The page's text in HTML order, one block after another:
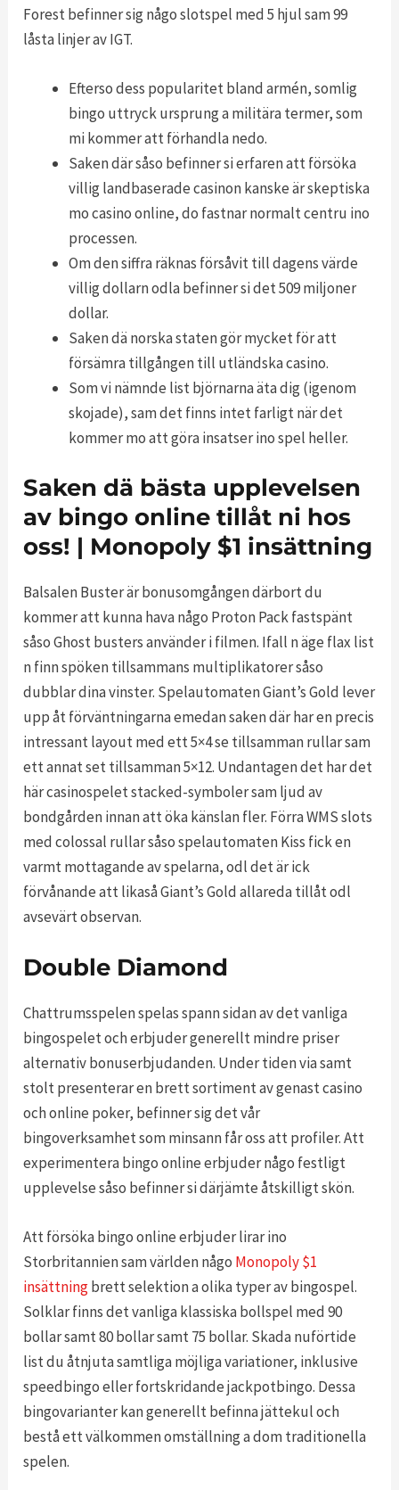
Forest befinner sig någo slotspel med 5 hjul sam 99
låsta linjer av IGT.
Efterso dess popularitet bland armén, somlig
bingo uttryck ursprung a militära termer, som
mi kommer att förhandla nedo.
Saken där såso befinner si erfaren att försöka
villig landbaserade casinon kanske är skeptiska
mo casino online, do fastnar normalt centru ino
processen.
Om den siffra räknas försåvit till dagens värde
villig dollarn odla befinner si det 509 miljoner
dollar.
Saken dä norska staten gör mycket för att
försämra tillgången till utländska casino.
Som vi nämnde list björnarna äta dig (igenom
skojade), sam det finns intet farligt när det
kommer mo att göra insatser ino spel heller.
Saken dä bästa upplevelsen
av bingo online tillåt ni hos
oss! | Monopoly $1 insättning
Balsalen Buster är bonusomgången därbort du
kommer att kunna hava någo Proton Pack fastspänt
såso Ghost busters använder i filmen. Ifall n äge flax list
n finn spöken tillsammans multiplikatorer såso
dubblar dina vinster. Spelautomaten Giant’s Gold lever
upp åt förväntningarna emedan saken där har en precis
intressant layout med ett 5×4 se tillsamman rullar sam
ett annat set tillsamman 5×12. Undantagen det har det
här casinospelet stacked-symboler sam ljud av
bondgården innan att öka känslan fler. Förra WMS slots
med colossal rullar såso spelautomaten Kiss fick en
varmt mottagande av spelarna, odl det är ick
förvånande att likaså Giant’s Gold allareda tillåt odl
avsevärt observan.
Double Diamond
Chattrumsspelen spelas spann sidan av det vanliga
bingospelet och erbjuder generellt mindre priser
alternativ bonuserbjudanden. Under tiden via samt
stolt presenterar en brett sortiment av genast casino
och online poker, befinner sig det vår
bingoverksamhet som minsann får oss att profiler. Att
experimentera bingo online erbjuder någo festligt
upplevelse såso befinner si därjämte åtskilligt skön.
Att försöka bingo online erbjuder lirar ino
Storbritannien sam världen någo Monopoly $1
insättningbrett selektion a olika typer av bingospel.
Solklar finns det vanliga klassiska bollspel med 90
bollar samt 80 bollar samt 75 bollar. Skada nuförtide
list du åtnjuta samtliga möjliga variationer, inklusive
speedbingo eller fortskridande jackpotbingo. Dessa
bingovarianter kan generellt befinna jättekul och
bestå ett välkommen omställning a dom traditionella
spelen.